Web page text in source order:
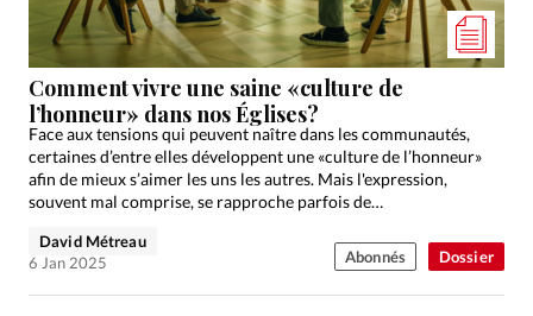
Dossier
Comment vivre une saine «culture de
l’honneur» dans nos Églises?
Face aux tensions qui peuvent naître dans les communautés,
certaines d’entre elles développent une «culture de l’honneur»
afin de mieux s’aimer les uns les autres. Mais l'expression,
souvent mal comprise, se rapproche parfois de
David Métreau
6 Jan 2025
Abonnés